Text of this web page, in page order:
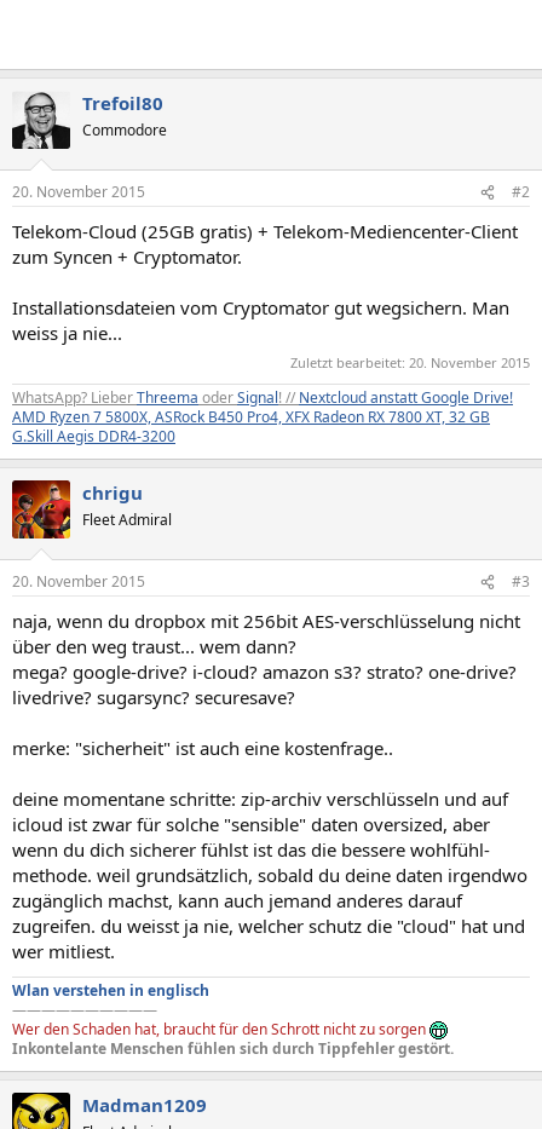
Trefoil80
Commodore
20. November 2015 #2
Telekom-Cloud (25GB gratis) + Telekom-Mediencenter-Client
zum Syncen + Cryptomator.
Installationsdateien vom Cryptomator gut wegsichern. Man
weiss ja nie...
Zuletzt bearbeitet: 20. November 2015
WhatsApp? LieberThreema oderSignal! // Nextcloud anstatt Google Drive!
AMD Ryzen 7 5800X, ASRock B450 Pro4, XFX Radeon RX 7800 XT, 32 GB
G.Skill Aegis DDR4-3200
chrigu
Fleet Admiral
20. November 2015 #3
naja, wenn du dropbox mit 256bit AES-verschlüsselung nicht
über den weg traust... wem dann?
mega? google-drive? i-cloud? amazon s3? strato? one-drive?
livedrive? sugarsync? securesave?
merke: "sicherheit" ist auch eine kostenfrage..
deine momentane schritte: zip-archiv verschlüsseln und auf
icloud ist zwar für solche "sensible" daten oversized, aber
wenn du dich sicherer fühlst ist das die bessere wohlfühl-
methode. weil grundsätzlich, sobald du deine daten irgendwo
zugänglich machst, kann auch jemand anderes darauf
zugreifen. du weisst ja nie, welcher schutz die "cloud" hat und
wer mitliest.
Wlan verstehen in englisch
——————————
Wer den Schaden hat, braucht für den Schrott nicht zu sorgen
Inkontelante Menschen fühlen sich durch Tippfehler gestört.
Madman1209